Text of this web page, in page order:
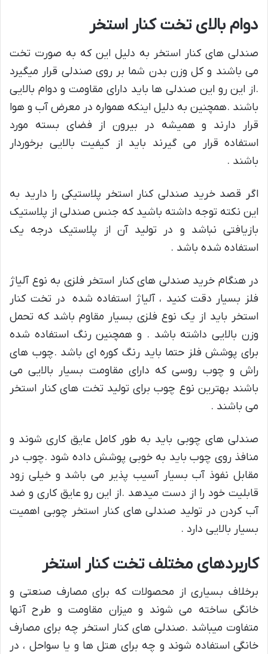
دوام بالای تخت کنار استخر
صندلی های کنار استخر به دلیل این که به صورت تخت
می باشند و کل وزن بدن شما بر روی صندلی قرار میگیرد
.از این رو این صندلی ها باید دارای مقاومت و دوام بالایی
باشند .همچنین به دلیل اینکه همواره در معرض آب و هوا
قرار دارند و همیشه در بیرون از فضای بسته مورد
استفاده قرار می گیرند باید از کیفیت بالایی برخوردار
باشند .
اگر قصد خرید صندلی کنار استخر پلاستیکی را دارید به
این نکته توجه داشته باشید که جنس صندلی از پلاستیک
بازیافتی نباشد و در تولید آن از پلاستیک درجه یک
استفاده شده باشد .
در هنگام خرید صندلی های کنار استخر فلزی به نوع آلیاژ
فلز بسیار دقت کنید ، آلیاژ استفاده شده در تخت کنار
استخر باید از یک نوع فلزی بسیار مقاوم باشد که تحمل
وزن بالایی داشته باشد . و همچنین رنگ استفاده شده
برای پوشش فلز حتما باید رنگ کوره ای باشد .چوب های
راش و چوب روسی که دارای مقاومت بسیار بالایی می
باشند بهترین نوع چوب برای تولید تخت های کنار استخر
می باشند .
صندلی های چوبی باید به طور کامل عایق کاری شوند و
منافذ روی چوب باید به خوبی پوشش داده شود .چوب در
مقابل نفوذ آب بسیار آسیب پذیر می باشد و خیلی زود
قابلیت خود را از دست میدهد .از این رو عایق کاری و ضد
آب کردن در تولید صندلی های کنار استخر چوبی اهمیت
بسیار بالایی دارد .
کاربردهای مختلف تخت کنار استخر
برخلاف بسیاری از محصولات که برای مصارف صنعتی و
خانگی ساخته می شوند و میزان مقاومت و طرح آنها
متفاوت میباشد .صندلی های کنار استخر چه برای مصارف
خانگی استفاده شوند و چه برای هتل ها و یا سواحل ، در